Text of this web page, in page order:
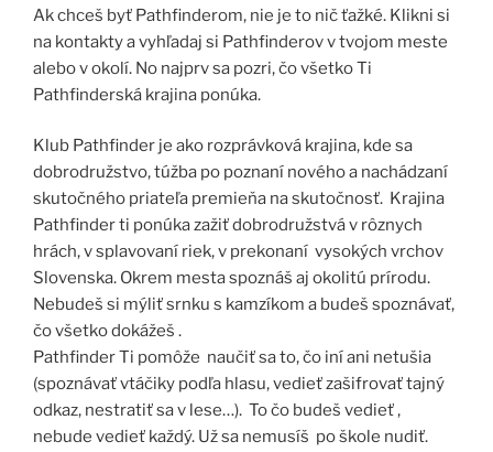
Ak chceš byť Pathfinderom, nie je to nič ťažké. Klikni si
na kontakty a vyhľadaj si Pathfinderov v tvojom meste
alebo v okolí. No najprv sa pozri, čo všetko Ti
Pathfinderská krajina ponúka.
Klub Pathfinder je ako rozprávková krajina, kde sa
dobrodružstvo, túžba po poznaní nového a nachádzaní
skutočného priateľa premieňa na skutočnosť. Krajina
Pathfinder ti ponúka zažiť dobrodružstvá v rôznych
hrách, v splavovaní riek, v prekonaní vysokých vrchov
Slovenska. Okrem mesta spoznáš aj okolitú prírodu.
Nebudeš si mýliť srnku s kamzíkom a budeš spoznávať,
čo všetko dokážeš .
Pathfinder Ti pomôže naučiť sa to, čo iní ani netušia
(spoznávať vtáčiky podľa hlasu, vedieť zašifrovať tajný
odkaz, nestratiť sa v lese…). To čo budeš vedieť ,
nebude vedieť každý. Už sa nemusíš po škole nudiť.